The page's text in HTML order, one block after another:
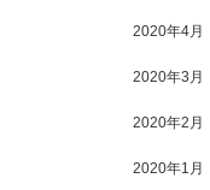
2020年4月
2020年3月
2020年2月
2020年1月